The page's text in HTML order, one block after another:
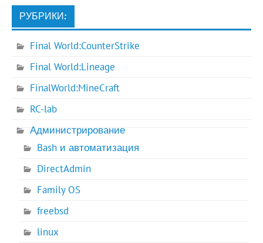
РУБРИКИ:
Final World:CounterStrike
Final World:Lineage
FinalWorld:MineCraft
RC-lab
Администрирование
Bash и автоматизация
DirectAdmin
Family OS
freebsd
linux